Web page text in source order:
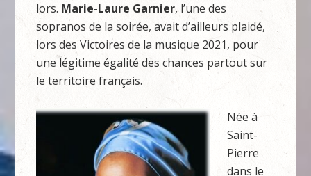
lors. Marie-Laure Garnier, l’une des
sopranos de la soirée, avait d’ailleurs plaidé,
lors des Victoires de la musique 2021, pour
une légitime égalité des chances partout sur
le territoire français.
Née à
Saint-
Pierre
dans le